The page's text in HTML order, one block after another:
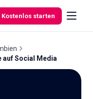
Kostenlos starten
auf Social Media